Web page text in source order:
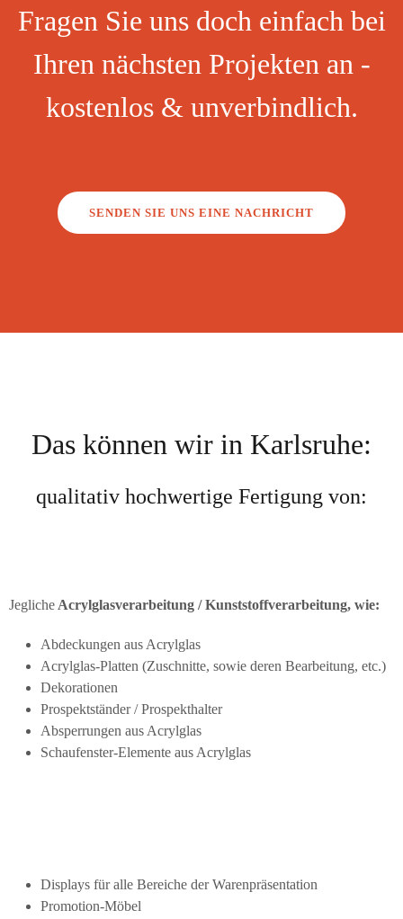
Fragen Sie uns doch einfach bei
Ihren nächsten Projekten an -
kostenlos & unverbindlich.
SENDEN SIE UNS EINE NACHRICHT
Das können wir in Karlsruhe:
qualitativ hochwertige Fertigung von:
Jegliche Acrylglasverarbeitung / Kunststoffverarbeitung, wie:
Abdeckungen aus Acrylglas
Acrylglas-Platten (Zuschnitte, sowie deren Bearbeitung, etc.)
Dekorationen
Prospektständer / Prospekthalter
Absperrungen aus Acrylglas
Schaufenster-Elemente aus Acrylglas
Displays für alle Bereiche der Warenpräsentation
Promotion-Möbel